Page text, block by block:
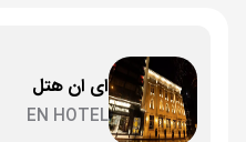
ای ان هتل
EN HOTEL